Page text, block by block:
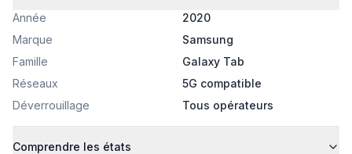
Année
2020
Marque
Samsung
Famille
Galaxy Tab
Réseaux
5G compatible
Déverrouillage
Tous opérateurs
Comprendre les états